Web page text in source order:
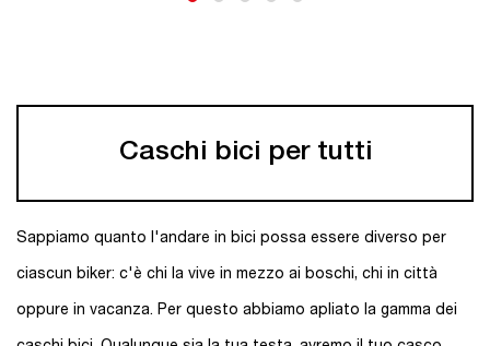
Caschi bici per tutti
Sappiamo quanto l'andare in bici possa essere diverso per
ciascun biker: c'è chi la vive in mezzo ai boschi, chi in città
oppure in vacanza. Per questo abbiamo apliato la gamma dei